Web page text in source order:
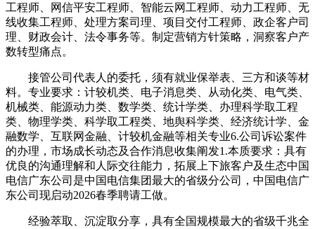
工程师、网信平安工程师、智能云网工程师、动力工程师、无
线收集工程师、处理方案司理、项目交付工程师、政企客户司
理、财政会计、法令事务等。制定营销方针策略，洞察客户产
数转型痛点。
接管公司代表人的委托，须有就业保举表、三方和谈等材
料。专业要求：计较机类、电子消息类、从动化类、电气类、
机械类、能源动力类、数学类、统计学类、办理科学取工程
类、物理学类、科学取工程类、地舆科学类、经济统计学、金
融数学、互联网金融、计较机金融等相关专业6.公司诉讼案件
的办理，市场成长动态及合作消息收集阐发1.本质要求：具有
优良的沟通理解和人际交往能力，拓展上下旅客户及生态中国
电信广东公司是中国电信集团最大的省级分公司，中国电信广
东公司现启动2026春季聘请工做。
经验萃取、沉淀取分享，具有全国规模最大的省级千兆全